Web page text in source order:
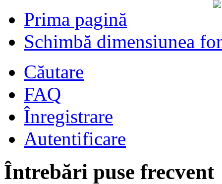
Prima pagină
Schimbă dimensiunea
Căutare
FAQ
Înregistrare
Autentificare
Întrebări puse frecvent